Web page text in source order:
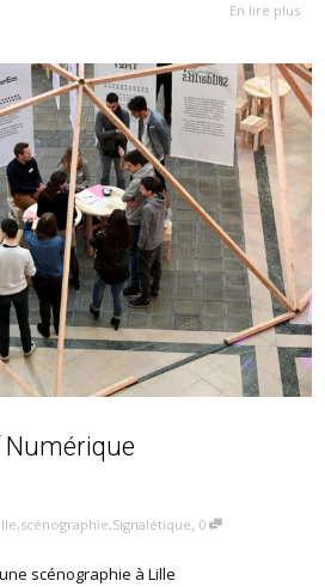
En lire plus
Numérique
,scénographie,Signalétique, 0
scénographie à Lille